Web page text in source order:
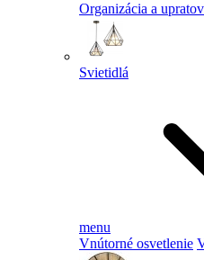
Organizácia a
Svietidlá
menu
Vnútorné osvetlenie